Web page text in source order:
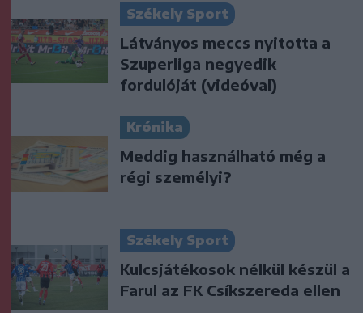
Székely Sport
Látványos meccs nyitotta a
Szuperliga negyedik
fordulóját (videóval)
Krónika
Meddig használható még a
régi személyi?
Székely Sport
Kulcsjátékosok nélkül készül a
Farul az FK Csíkszereda ellen